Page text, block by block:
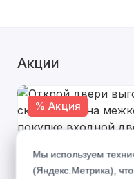
Акции
% Акция
Мы используем
(Яндекс.Метрика),